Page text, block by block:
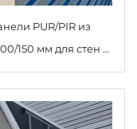
PUR/PIR из
150 мм для стен и
помещений